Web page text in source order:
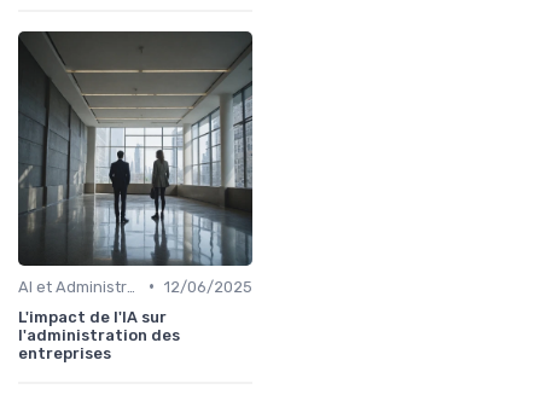
• 12/06/2025
L'impact de l'IA sur
l'administration des
entreprises